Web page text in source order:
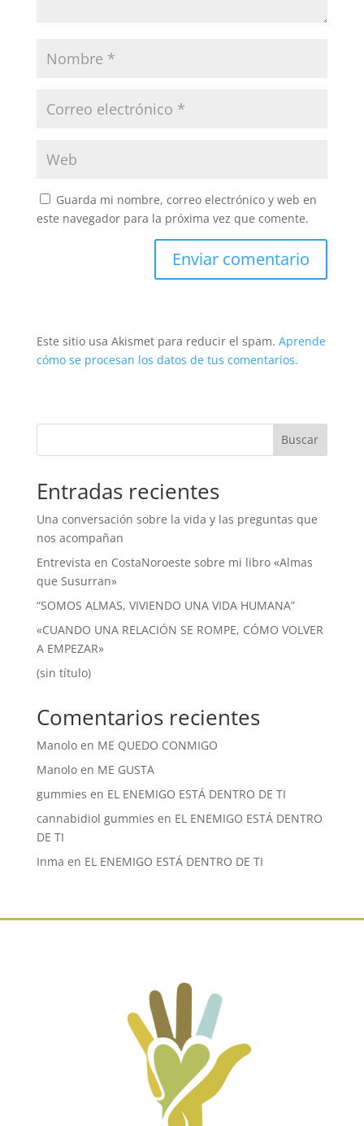
Guarda mi nombre, correo electrónico y web en
este navegador para la próxima vez que comente.
Este sitio usa Akismet para reducir el spam. Aprende
cómo se procesan los datos de tus comentarios.
Buscar
Entradas recientes
Una conversación sobre la vida y las preguntas que
nos acompañan
Entrevista en CostaNoroeste sobre mi libro «Almas
que Susurran»
“SOMOS ALMAS, VIVIENDO UNA VIDA HUMANA”
«CUANDO UNA RELACIÓN SE ROMPE, CÓMO VOLVER
A EMPEZAR»
(sin título)
Comentarios recientes
Manoloen ME QUEDO CONMIGO
Manoloen ME GUSTA
gummies en EL ENEMIGO ESTÁ DENTRO DE TI
cannabidiol gummies en EL ENEMIGO ESTÁ DENTRO
DE TI
Inma en EL ENEMIGO ESTÁ DENTRO DE TI